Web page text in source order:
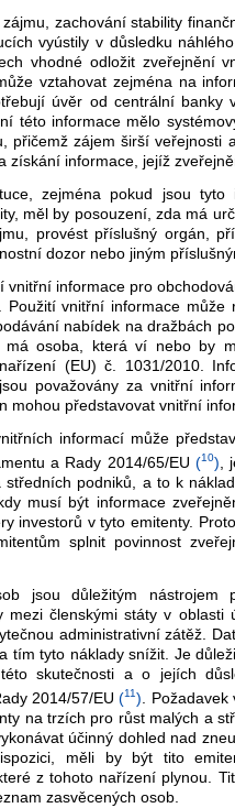
zachování stability
vyústily v důsledku
vhodné odložit zveřejnění
vztahovat zejména na
úvěr od centrální banky
této informace mělo
přičemž zájem širší veřejnosti
získání informace, jejíž
zejména pokud jsou
měl by posouzení, zda má
provést příslušný orgán,
dozor nebo jiným
vnitřní informace pro
Použití vnitřní informace
nabídek na dražbách
má osoba, která ví nebo by
(EU) č. 1031/2010.
považovány za vnitřní
mohou představovat vnitřní
informací může
a Rady 2014/65/EU (10)
podniků, a to k
musí být informace
investorů v tyto emitenty.
splnit povinnost
jsou důležitým
členskými státy v oblasti
administrativní zátěž.
tím tyto náklady snížit. Je
skutečnosti a o jejích
2014/57/EU (11) .
na trzích pro růst malých a
účinný dohled nad
měli by být tito
z tohoto nařízení plynou.
zasvěcených osob.